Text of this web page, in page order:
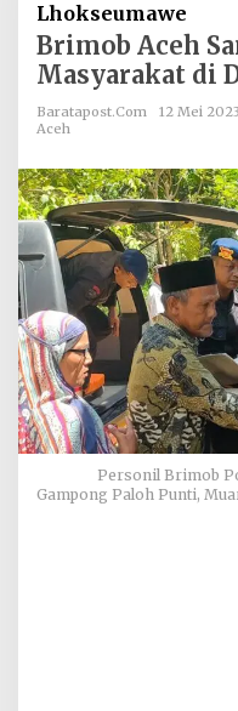
Sambangi
Rumah
Duka
Jeulikat
Lhokseumawe
Brimob Aceh
Masyarakat di
Baratapost.com
12 Mei 2023
Aceh
Personil Brimob
Gampong Paloh Punti,